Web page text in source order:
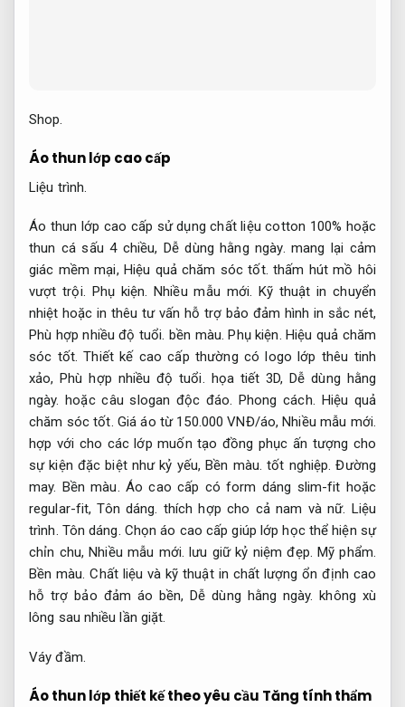
Shop.
Áo thun lớp cao cấp
Liệu trình.
Áo thun lớp cao cấp sử dụng chất liệu cotton 100% hoặc
thun cá sấu 4 chiều, Dễ dùng hằng ngày. mang lại cảm
giác mềm mại, Hiệu quả chăm sóc tốt. thấm hút mồ hôi
vượt trội. Phụ kiện. Nhiều mẫu mới. Kỹ thuật in chuyển
nhiệt hoặc in thêu tư vấn hỗ trợ bảo đảm hình in sắc nét,
Phù hợp nhiều độ tuổi. bền màu.Phụ kiện. Hiệu quả chăm
sóc tốt. Thiết kế cao cấp thường có logo lớp thêu tinh
xảo,Phù hợp nhiều độ tuổi. họa tiết 3D,Dễ dùng hằng
ngày. hoặc câu slogan độc đáo.Phong cách. Hiệu quả
chăm sóc tốt. Giá áo từ 150.000 VNĐ/áo,Nhiều mẫu mới.
hợp với cho các lớp muốn tạo đồng phục ấn tượng cho
sự kiện đặc biệt như kỷ yếu,Bền màu. tốt nghiệp.Đường
may. Bền màu. Áo cao cấp có form dáng slim-fit hoặc
regular-fit,Tôn dáng. thích hợp cho cả nam và nữ. Liệu
trình. Tôn dáng. Chọn áo cao cấp giúp lớp học thể hiện sự
chỉn chu,Nhiều mẫu mới. lưu giữ kỷ niệm đẹp.Mỹ phẩm.
Bền màu. Chất liệu và kỹ thuật in chất lượng ổn định cao
hỗ trợ bảo đảm áo bền,Dễ dùng hằng ngày. không xù
lông sau nhiều lần giặt.
Váy đầm.
Áo thun lớp thiết kế theo yêu cầu Tăng tính thẩm